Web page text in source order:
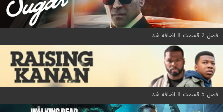
فصل 2 قسمت 8 اضافه شد
فصل 5 قسمت 8 اضافه شد